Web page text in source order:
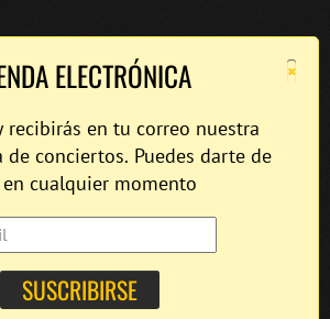
×
ELECTRÓNICA
recibirás en tu correo nuestra
de conciertos. Puedes darte de
cualquier momento